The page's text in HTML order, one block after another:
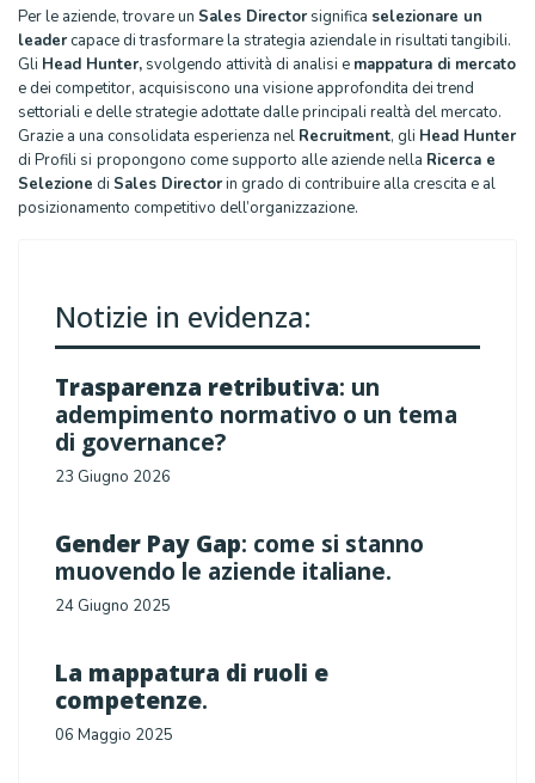
Per le aziende, trovare un Sales Directorsignifica selezionare un
leadercapace di trasformare la strategia aziendale in risultati tangibili.
Gli Head Hunter, svolgendo attività di analisi e mappatura di mercato
e dei competitor, acquisiscono una visione approfondita dei trend
settoriali e delle strategie adottate dalle principali realtà del mercato.
Grazie a una consolidata esperienza nel Recruitment, gli Head Hunter
di Profili si propongono come supporto alle aziende nella Ricerca e
Selezione di Sales Directorin grado di contribuire alla crescita e al
posizionamento competitivo dell’organizzazione.
Notizie in evidenza:
Trasparenza retributiva: un
adempimento normativo o un tema
di governance?
23 Giugno 2026
Gender Pay Gap: come si stanno
muovendo le aziende italiane.
24 Giugno 2025
La mappatura di ruoli e
competenze.
06 Maggio 2025